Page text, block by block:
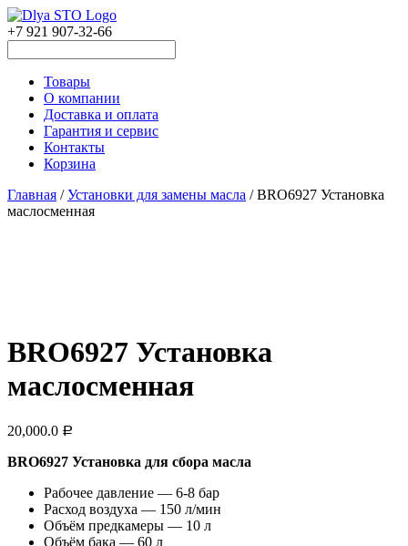
+7 921 907-32-66
Товары
О компании
Доставка и оплата
Гарантия и сервис
Контакты
Корзина
Главная /Установки для замены масла / BRO6927 Установка
маслосменная
BRO6927 Установка
маслосменная
20,000.0 Р
BRO6927 Установка для сбора масла
Рабочее давление — 6-8 бар
Расход воздуха — 150 л/мин
Объём предкамеры — 10 л
Объём бака — 60 л